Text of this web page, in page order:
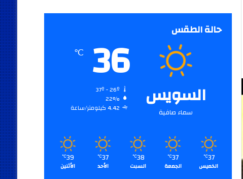
حالة الطقس
السويس
سماء صافية
36
℃
22%
4.42 كيلومتر/ساعة
37
℃
الخميس
37
℃
الجمعة
38
℃
السبت
37
℃
الأحد
39
℃
الأثنين